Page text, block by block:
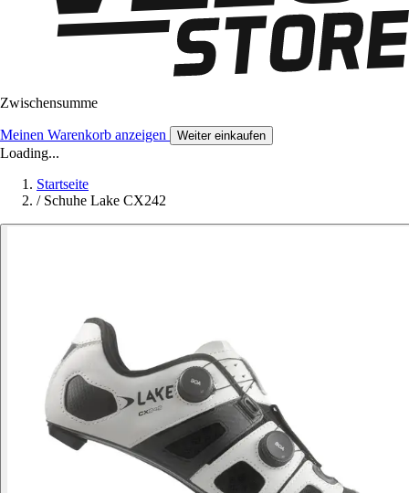
Zwischensumme
Meinen Warenkorb anzeigen Weiter einkaufen
Loading...
Startseite
/ Schuhe Lake CX242